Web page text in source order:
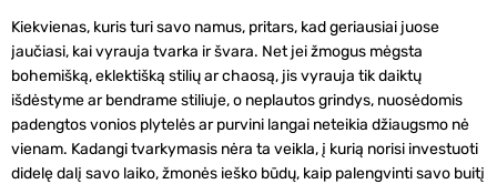
Kiekvienas, kuris turi savo namus, pritars, kad geriausiai juose
jaučiasi, kai vyrauja tvarka ir švara. Net jei žmogus mėgsta
bohemišką, eklektišką stilių ar chaosą, jis vyrauja tik daiktų
išdėstyme ar bendrame stiliuje, o neplautos grindys, nuosėdomis
padengtos vonios plytelės ar purvini langai neteikia džiaugsmo nė
vienam. Kadangi tvarkymasis nėra ta veikla, į kurią norisi investuoti
didelę dalį savo laiko, žmonės ieško būdų, kaip palengvinti savo buitį